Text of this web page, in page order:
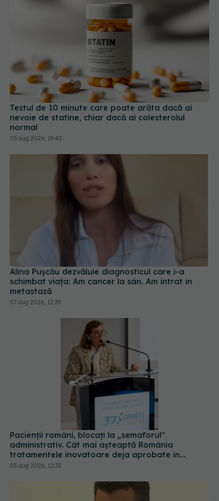
Testul de 10 minute care poate arăta dacă ai
nevoie de statine, chiar dacă ai colesterolul
05 aug 2026, 19:42
Alina Pușcău dezvăluie diagnosticul care i-a
schimbat viața: Am cancer la sân. Am intrat în
metastază
07 aug 2026, 12:39
Pacienții români, blocați la „semaforul”
administrativ. Cât mai așteaptă România
tratamentele inovatoare deja aprobate în
Europa
05 aug 2026, 12:33